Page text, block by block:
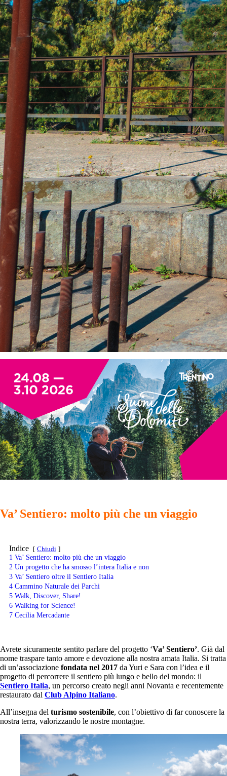
Va’ Sentiero: molto più che un viaggio
Indice Chiudi
1 Va’ Sentiero: molto più che un viaggio
2 Un progetto che ha smosso l’intera Italia e non
3 Va’ Sentiero oltre il Sentiero Italia
4 Cammino Naturale dei Parchi
5 Walk, Discover, Share!
6 Walking for Science!
7 Cecilia Mercadante
Avrete sicuramente sentito parlare del progetto ‘Va’ Sentiero’. Già dal
nome traspare tanto amore e devozione alla nostra amata Italia. Si tratta
di un’associazione fondata nel 2017 da Yuri e Sara con l’idea e il
progetto di percorrere il sentiero più lungo e bello del mondo: il
Sentiero Italia, un percorso creato negli anni Novanta e recentemente
restaurato dal Club Alpino Italiano.
All’insegna del turismo sostenibile, con l’obiettivo di far conoscere la
nostra terra, valorizzando le nostre montagne.